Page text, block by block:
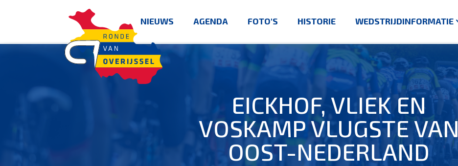
NIEUWS AGENDA FOTO'S HISTORIE WEDSTRIJDINFORMATIE
EICKHOF, VLIEK EN
VOSKAMP VLUGSTE VAN
OOST-NEDERLAND